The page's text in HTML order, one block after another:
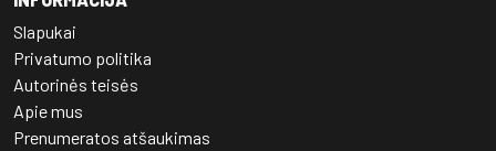
Slapukai
Privatumo politika
Autorinės teisės
Apie mus
Prenumeratos atšaukimas